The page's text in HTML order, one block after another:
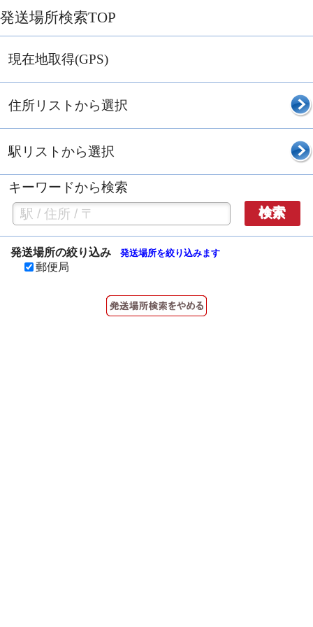
発送場所検索TOP
現在地取得(GPS)
住所リストから選択
駅リストから選択
キーワードから検索
検索
発送場所の絞り込み 発送場所を絞り込みます
郵便局